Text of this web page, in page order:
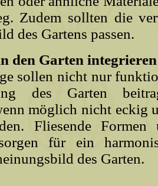
Zudem sollten die
des Gartens passen.
den Garten
sollen nicht nur
des Garten
möglich nicht eckig
Fliesende
für ein
des Garten.